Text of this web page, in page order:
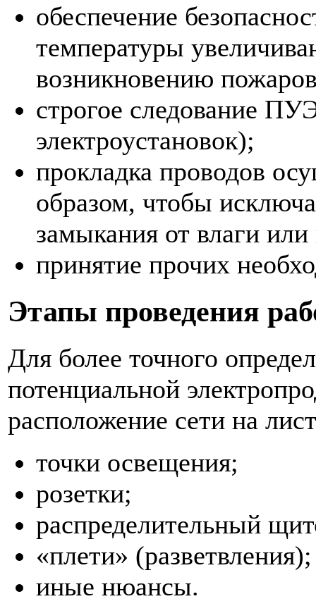
обеспечение
температуры
возникновению
строгое следование
электроустановок);
прокладка проводов
образом, чтобы
замыкания от влаги
принятие прочих
Этапы проведения
Для более точного
потенциальной
расположение сети на
точки освещения;
розетки;
распределительный
«плети»
иные нюансы.